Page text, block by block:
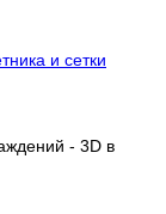
- 3D в